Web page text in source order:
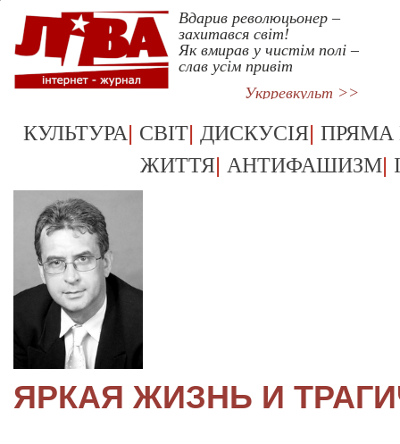
Вдарив революцьонер –
захитався світ!
Як вмирав у чистім полі –
слав усім привіт
Укрревкульт >>
КУЛЬТУРА| СВІТ| ДИСКУСІЯ| ПРЯМА
ЖИТТЯ| АНТИФАШИЗМ|
ЯРКАЯ ЖИЗНЬ И